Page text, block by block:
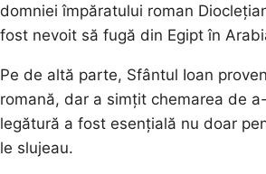
domniei împăratului roman
fost nevoit să fugă din Egipt în
Pe de altă parte, Sfântul Ioan
romană, dar a simțit chemarea de
legătură a fost esențială nu doar
le slujeau.